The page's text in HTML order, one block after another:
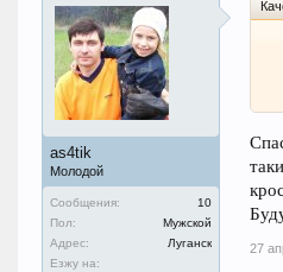
as4tik
Молодой
Сообщения:
10
Пол:
Мужской
Адрес:
Луганск
Езжу на:
27